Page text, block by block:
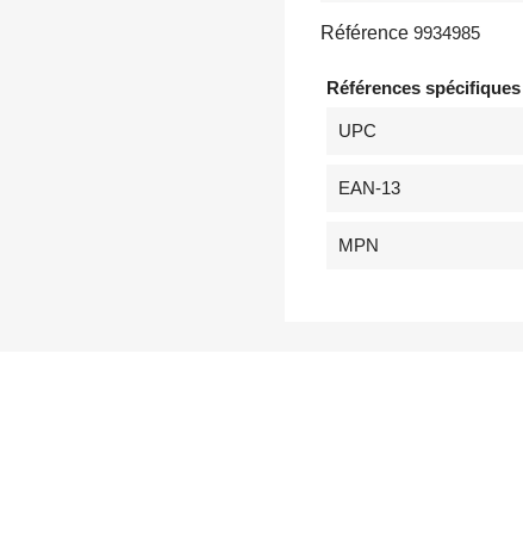
Référence 9934985
Références spécifiques
UPC
EAN-13
MPN